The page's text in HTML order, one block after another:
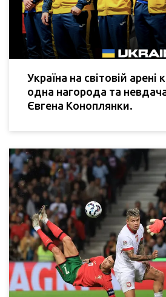
Україна на світовій арені
одна нагорода та
Євгена Коноплянки.